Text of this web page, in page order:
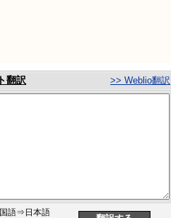
翻訳 >> Weblio翻訳
語⇒日本語